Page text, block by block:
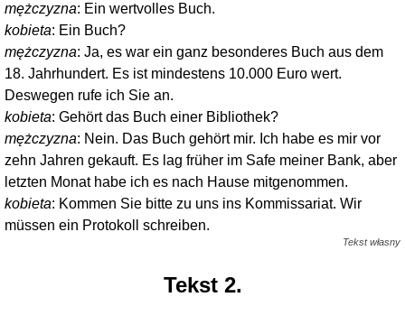
mężczyzna: Ein wertvolles Buch.
kobieta: Ein Buch?
mężczyzna: Ja, es war ein ganz besonderes Buch aus dem
18. Jahrhundert. Es ist mindestens 10.000 Euro wert.
Deswegen rufe ich Sie an.
kobieta: Gehört das Buch einer Bibliothek?
mężczyzna: Nein. Das Buch gehört mir. Ich habe es mir vor
zehn Jahren gekauft. Es lag früher im Safe meiner Bank, aber
letzten Monat habe ich es nach Hause mitgenommen.
kobieta: Kommen Sie bitte zu uns ins Kommissariat. Wir
müssen ein Protokoll schreiben.
Tekst własny
Tekst 2.